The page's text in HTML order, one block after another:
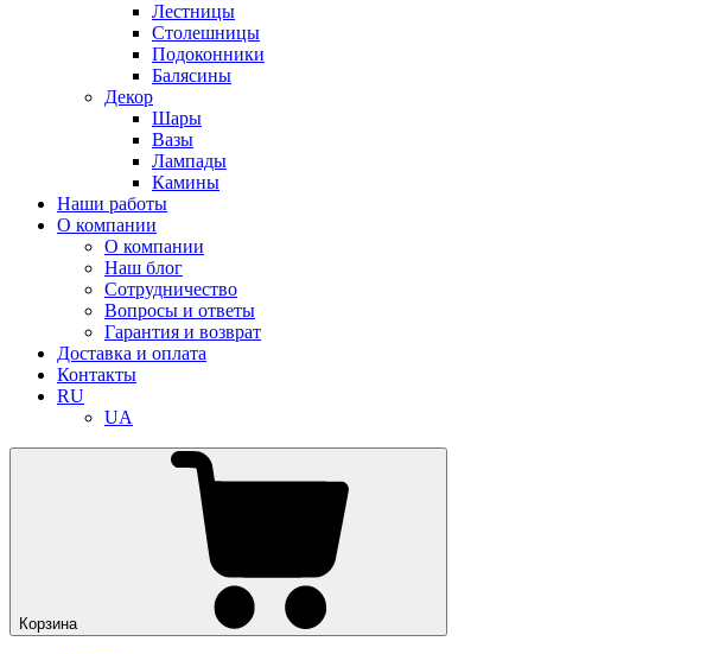
Лестницы
Столешницы
Подоконники
Балясины
Декор
Шары
Вазы
Лампады
Камины
Наши работы
О компании
О компании
Наш блог
Сотрудничество
Вопросы и ответы
Гарантия и возврат
Доставка и оплата
Контакты
RU
UA
Корзина